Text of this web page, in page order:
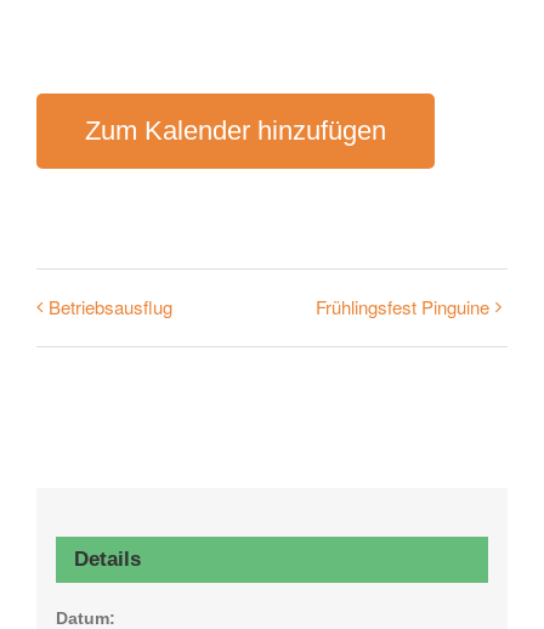
Zum Kalender hinzufügen
Betriebsausflug Frühlingsfest Pinguine
Details
Datum: